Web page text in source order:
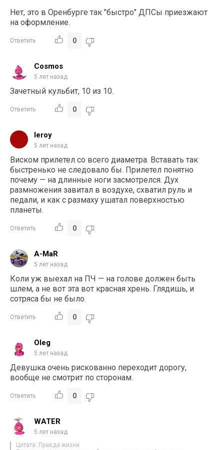
Нет, это в Оренбурге так "быстро" ДПСы приезжают
на оформление.
Ответить 0
Cosmos
5 лет назад
Зачетный кульбит, 10 из 10.
Ответить 0
leroy
5 лет назад
Виском прилетел со всего диаметра. Вставать так
быстренько не следовало бы. Прилетел понятно
почему — на длинные ноги засмотрелся. Дух
размножения завитал в воздухе, схватил руль и
педали, и как с размаху ушатал поверхностью
планеты.
Ответить 0
A-MaR
5 лет назад
Коли уж выехал на ПЧ — на голове должен быть
шлем, а не вот эта вот красная хрень. Глядишь, и
сотряса бы не было.
Ответить 0
Oleg
5 лет назад
Девушка очень рискованно переходит дорогу,
вообще не смотрит по сторонам.
Ответить 0
WATER
5 лет назад
Цитата: Правда жизни